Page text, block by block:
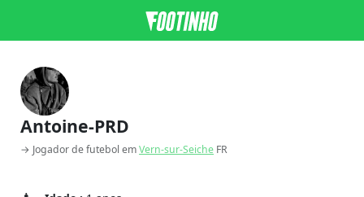
Antoine-PRD
→ Jogador de futebol emVern-sur-Seiche FR